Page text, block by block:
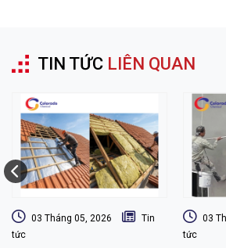
TIN TỨC LIÊN QUAN
03 Tháng 05, 2026
Tin
tức
03
tức